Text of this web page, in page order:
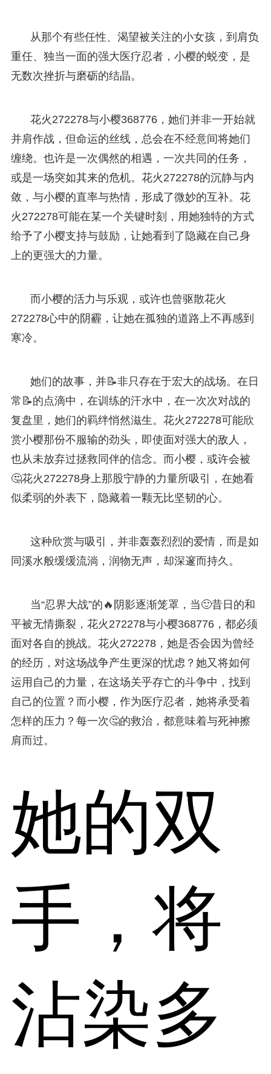
从那个有些任性、渴望被关注的小女孩，到肩负
重任、独当一面的强大医疗忍者，小樱的蜕变，是
无数次挫折与磨砺的结晶。
花火272278与小樱368776，她们并非一开始就
并肩作战，但命运的丝线，总会在不经意间将她们
缠绕。也许是一次偶然的相遇，一次共同的任务，
或是一场突如其来的危机。花火272278的沉静与内
敛，与小樱的直率与热情，形成了微妙的互补。花
火272278可能在某一个关键时刻，用她独特的方式
给予了小樱支持与鼓励，让她看到了隐藏在自己身
上的更强大的力量。
而小樱的活力与乐观，或许也曾驱散花火
272278心中的阴霾，让她在孤独的道路上不再感到
寒冷。
她们的故事，并📝非只存在于宏大的战场。在日
常📝的点滴中，在训练的汗水中，在一次次对战的
复盘里，她们的羁绊悄然滋生。花火272278可能欣
赏小樱那份不服输的劲头，即使面对强大的敌人，
也从未放弃过拯救同伴的信念。而小樱，或许会被
🤔花火272278身上那股宁静的力量所吸引，在她看
似柔弱的外表下，隐藏着一颗无比坚韧的心。
这种欣赏与吸引，并非轰轰烈烈的爱情，而是如
同溪水般缓缓流淌，润物无声，却深邃而持久。
当“忍界大战”的🔥阴影逐渐笼罩，当🙂昔日的和
平被无情撕裂，花火272278与小樱368776，都必须
面对各自的挑战。花火272278，她是否会因为曾经
的经历，对这场战争产生更深的忧虑？她又将如何
运用自己的力量，在这场关乎存亡的斗争中，找到
自己的位置？而小樱，作为医疗忍者，她将承受着
怎样的压力？每一次🤔的救治，都意味着与死神擦
肩而过。
她的双
手，将
沾染多